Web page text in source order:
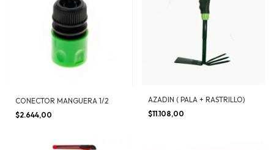
CONECTOR MANGUERA 1/2
$2.644,00
AZADIN ( PALA + RASTRILLO)
$11.108,00